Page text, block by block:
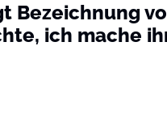
Bezeichnung
ich mache